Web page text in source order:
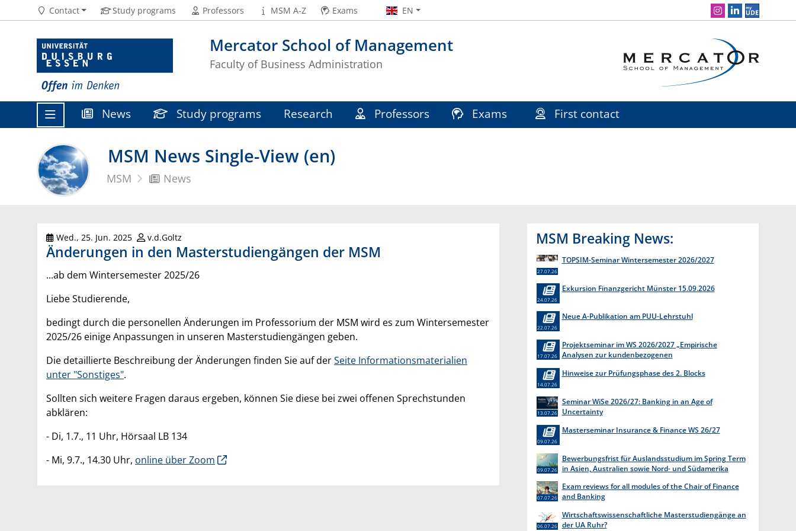
Mercator School of Management
Faculty of Business Administration
Contact Study programs Professors MSM A-Z Exams EN Social Media Navigation
News Study programs Research Professors Exams First contact
MSM News Single-View (en)
MSM News
Wed., 25. Jun. 2025 v.d.Goltz
Änderungen in den Masterstudiengängen der MSM
...ab dem Wintersemester 2025/26
Liebe Studierende,
bedingt durch die personellen Änderungen im Professorium der MSM wird es zum Wintersemester
2025/26 einige Anpassungen in unseren Masterstudiengängen geben.
Die detaillierte Beschreibung der Änderungen finden Sie auf derSeite Informationsmaterialien
unter "Sonstiges".
Sollten sich weitere Fragen daraus ergeben, können Sie diese bei zwei offenen Sprechstunden
abklären:
- Di, 1.7., 11 Uhr, Hörsaal LB 134
- Mi, 9.7., 14.30 Uhr, online über Zoom
MSM Breaking News:
TOPSIM-Seminar Wintersemester 2026/2027
27.07.26
Exkursion Finanzgericht Münster 15.09.2026
24.07.26
Neue A-Publikation am PUU-Lehrstuhl
22.07.26
Projektseminar im WS 2026/2027 „Empirische
Analysen zur kundenbezogenen
17.07.26
Hinweise zur Prüfungsphase des 2. Blocks
14.07.26
Seminar WiSe 2026/27: Banking in an Age of
Uncertainty
13.07.26
Masterseminar Insurance & Finance WS 26/27
09.07.26
Bewerbungsfrist für Auslandsstudium im Spring Term
in Asien, Australien sowie Nord- und Südamerika
09.07.26
Exam reviews for all modules of the Chair of Finance
and Banking
07.07.26
Wirtschaftswissenschaftliche Masterstudiengänge an
der UA Ruhr?
06.07.26